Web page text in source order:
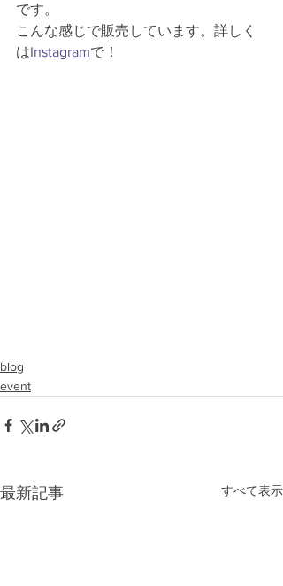
です。
こんな感じで販売しています。詳しく
はInstagramで！
blog
event
最新記事 すべて表示